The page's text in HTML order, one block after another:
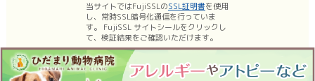
当サイトではFujiSSLのSSL証明書を使用
し、常時SSL暗号化通信を行っていま
す。 FujiSSL サイトシールをクリックし
て、検証結果をご確認いただけます。